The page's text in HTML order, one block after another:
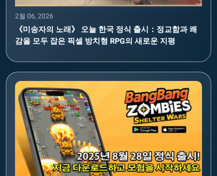
2월 06, 2026
《미송자의 노래》 오늘 한국 정식 출시：정교함과 쾌
감을 모두 잡은 픽셀 방치형 RPG의 새로운 지평